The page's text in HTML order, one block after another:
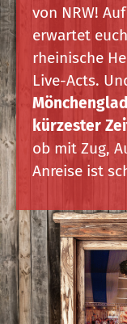
von NRW!
erwartet
rheinische
Live-Acts.
kürzester
ob mit Zug,
Anreise ist